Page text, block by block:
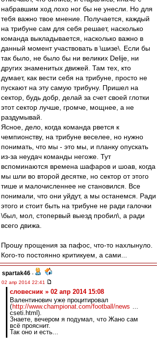
набравшим ход лохо ног бы не унесли. Но для
тебя важно твое мнение. Получается, каждый
на трибуне сам для себя решает, насколько
команда выкладывается, насколько важно в
данный момент участвовать в \шизе\. Если бы
так было, не было бы ни великих Delije, ни
других знаменитых движей. Там тех, кто
думает, как вести себя на трибуне, просто не
пускают на эту самую трибуну. Пришел на
сектор, будь добр, делай за счет своей глотки
этот сектор лучше, громче, мощнее, а не
раздумывай.
Ясное, дело, когда команда рвется к
чемпионству, на трибуне веселее, но нужно
понимать, что мы - это мы, и планку опускать
из-за неудач команды негоже. Тут
вспоминаются времена шафаров и шоав, когда
мы шли во второй десятке, но сектор от этого
тише и малочисленнее не становился. Все
понимали, что они уйдут, а мы останемся. Ради
этого и стоит быть на трибуне не ради галочки
\был, мол, стопервый выезд пробил\, а ради
всего движа.
Прошу прощения за пафос, что-то нахлынуло.
Кого-то постоянно критикуем, а сами...
spartak46 -
02 апр 2014 22:41
словесник » 02 апр 2014 15:08
Валентинович уже процитировал
( http://www.championat.com/football/news ...
cseti.html).
Знаете, вечером я подумал, что Жано сам
всё прояснит.
Так оно и есть...